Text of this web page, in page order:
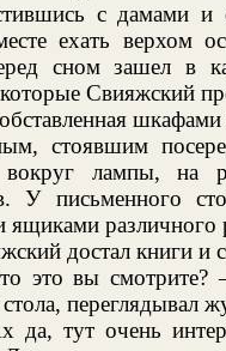
с дамами и
ехать верхом
сном зашел в
Свияжский
стоявшим
вокруг лампы, на
У письменного
ящиками различного
достал книги и
это вы смотрите?
переглядывал
тут очень